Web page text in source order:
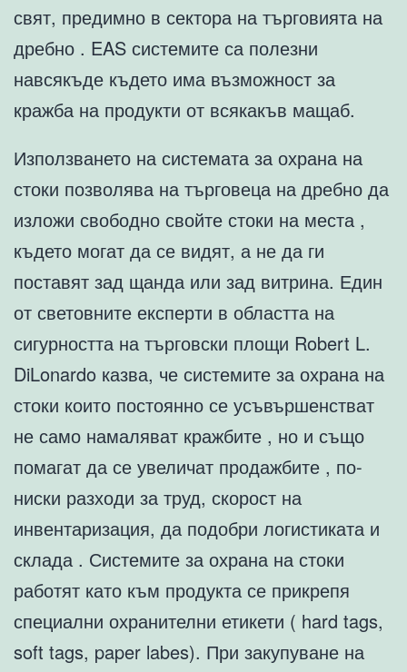
свят, предимно в сектора на търговията на
дребно . EAS системите са полезни
навсякъде където има възможност за
кражба на продукти от всякакъв мащаб.
Използването на системата за охрана на
стоки позволява на търговеца на дребно да
изложи свободно свойте стоки на места ,
където могат да се видят, а не да ги
поставят зад щанда или зад витрина. Един
от световните експерти в областта на
сигурността на търговски площи Robert L.
DiLonardo казва, че системите за охрана на
стоки които постоянно се усъвършенстват
не само намаляват кражбите , но и също
помагат да се увеличат продажбите , по-
ниски разходи за труд, скорост на
инвентаризация, да подобри логистиката и
склада . Системите за охрана на стоки
работят като към продукта се прикрепя
специални охранителни етикети ( hard tags,
soft tags, paper labes). При закупуване на